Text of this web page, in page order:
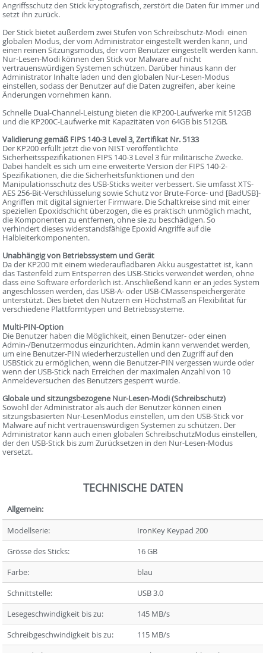
Angriffsschutz den Stick kryptografisch, zerstört die Daten für immer und
setzt ihn zurück.
Der Stick bietet außerdem zwei Stufen von Schreibschutz-Modi  einen
globalen Modus, der vom Administrator eingestellt werden kann, und
einen reinen Sitzungsmodus, der vom Benutzer eingestellt werden kann.
Nur-Lesen-Modi können den Stick vor Malware auf nicht
vertrauenswürdigen Systemen schützen. Darüber hinaus kann der
Administrator Inhalte laden und den globalen Nur-Lesen-Modus
einstellen, sodass der Benutzer auf die Daten zugreifen, aber keine
Änderungen vornehmen kann.
Schnelle Dual-Channel-Leistung bieten die KP200-Laufwerke mit 512GB
und die KP200C-Laufwerke mit Kapazitäten von 64GB bis 512GB.
Validierung gemäß FIPS 140-3 Level 3, Zertifikat Nr. 5133
Der KP200 erfüllt jetzt die von NIST veröffentlichte
Sicherheitsspezifikationen FIPS 140-3 Level 3 für militärische Zwecke.
Dabei handelt es sich um eine erweiterte Version der FIPS 140-2-
Spezifikationen, die die Sicherheitsfunktionen und den
Manipulationsschutz des USB-Sticks weiter verbessert. Sie umfasst XTS-
AES 256-Bit-Verschlüsselung sowie Schutz vor Brute-Force- und [BadUSB]-
Angriffen mit digital signierter Firmware. Die Schaltkreise sind mit einer
speziellen Epoxidschicht überzogen, die es praktisch unmöglich macht,
die Komponenten zu entfernen, ohne sie zu beschädigen. So
verhindert dieses widerstandsfähige Epoxid Angriffe auf die
Halbleiterkomponenten.
Unabhängig von Betriebssystem und Gerät
Da der KP200 mit einem wiederaufladbaren Akku ausgestattet ist, kann
das Tastenfeld zum Entsperren des USB-Sticks verwendet werden, ohne
dass eine Software erforderlich ist. Anschließend kann er an jedes System
angeschlossen werden, das USB-A- oder USB-CMassenspeichergeräte
unterstützt. Dies bietet den Nutzern ein Höchstmaß an Flexibilität für
verschiedene Plattformtypen und Betriebssysteme.
Multi-PIN-Option
Die Benutzer haben die Möglichkeit, einen Benutzer- oder einen
Admin-/Benutzermodus einzurichten. Admin kann verwendet werden,
um eine Benutzer-PIN wiederherzustellen und den Zugriff auf den
USBStick zu ermöglichen, wenn die Benutzer-PIN vergessen wurde oder
wenn der USB-Stick nach Erreichen der maximalen Anzahl von 10
Anmeldeversuchen des Benutzers gesperrt wurde.
Globale und sitzungsbezogene Nur-Lesen-Modi (Schreibschutz)
Sowohl der Administrator als auch der Benutzer können einen
sitzungsbasierten Nur-LesenModus einstellen, um den USB-Stick vor
Malware auf nicht vertrauenswürdigen Systemen zu schützen. Der
Administrator kann auch einen globalen SchreibschutzModus einstellen,
der den USB-Stick bis zum Zurücksetzen in den Nur-Lesen-Modus
versetzt.
TECHNISCHE DATEN
Allgemein:
Modellserie:
IronKey Keypad 200
Grösse des Sticks:
16 GB
Farbe:
blau
Schnittstelle:
USB 3.0
Lesegeschwindigkeit bis zu:
145 MB/s
Schreibgeschwindigkeit bis zu:
115 MB/s